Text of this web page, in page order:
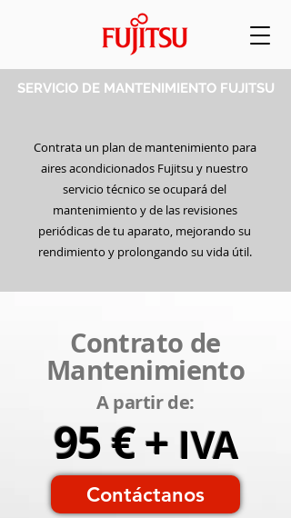
SERVICIO DE MANTENIMIENTO FUJITSU
Contrata un plan de mantenimiento para
aires acondicionados Fujitsu y nuestro
servicio técnico se ocupará del
mantenimiento y de las revisiones
periódicas de tu aparato, mejorando su
rendimiento y prolongando su vida útil.
Contrato de
Mantenimiento
A partir de:
95 € + IVA
Contáctanos